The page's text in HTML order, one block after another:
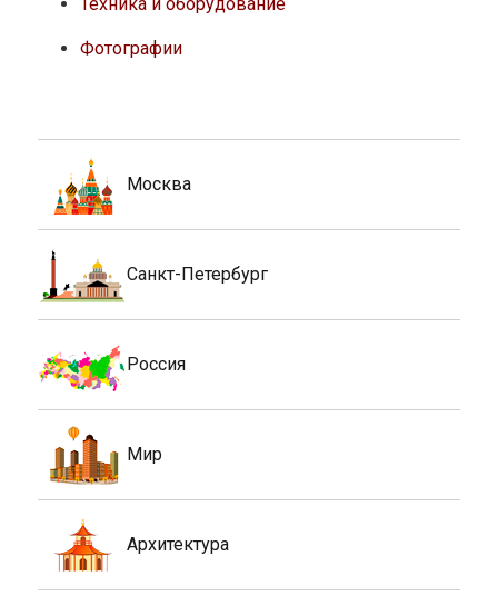
Фотографии
Москва
Санкт-Петербург
Россия
Мир
Архитектура